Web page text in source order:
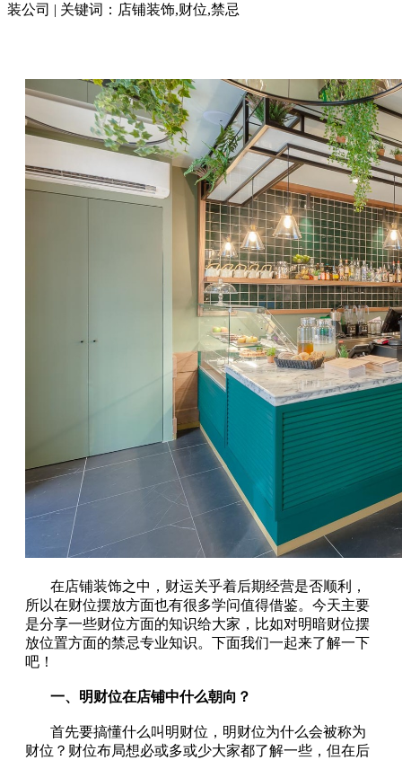
装公司 | 关键词：店铺装饰,财位,禁忌
在店铺装饰之中，财运关乎着后期经营是否顺利，
所以在财位摆放方面也有很多学问值得借鉴。今天主要
是分享一些财位方面的知识给大家，比如对明暗财位摆
放位置方面的禁忌专业知识。下面我们一起来了解一下
吧！
一、 明财位在店铺中什么朝向？
首先要搞懂什么叫明财位，明财位为什么会被称为
财位？财位布局想必或多或少大家都了解一些，但在后